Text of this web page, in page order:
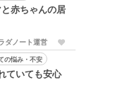
赤ちゃんの居
ダノート運営
の悩み・不安
ていても安心